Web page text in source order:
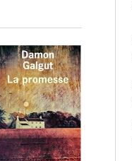
LIRE LA SUITE